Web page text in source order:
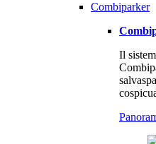
Combiparker
Il